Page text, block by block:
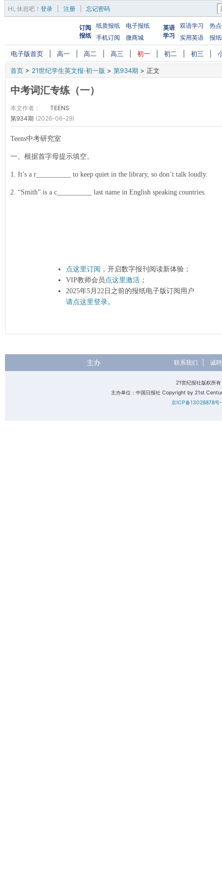
Hi, 休息吧 ！ 登录 注册 忘记密码
订阅
报纸
纸质报纸
电子报纸
手机订阅
微商城
英语
学习
双语学习
热
实用英语
报
电子版首页 高一 高二 高三 初一 初二 初三
首页 > 21世纪学生英文报·初一版 > 第934期 > 正文
中考词汇专练（一）
本文作者：
TEENS
第934期 (2026-06-29)
Teens中考研究室
一、根据首字母提示填空。
1. It’s a r__________ to keep quiet in the library, so don’t talk loudly.
2. “Smith” is a c__________ last name in English speaking countries.
点这里订阅 ，开启数字报刊阅读新体验；
VIP教师会员点这里激活 ；
2025年5月22日之前的报纸电子版订阅用户
请点这里登录。
主办 联系我们 诚
21世纪报社版权所
主办单位：中国日报社 Copyright by 21st
京ICP备13028878号